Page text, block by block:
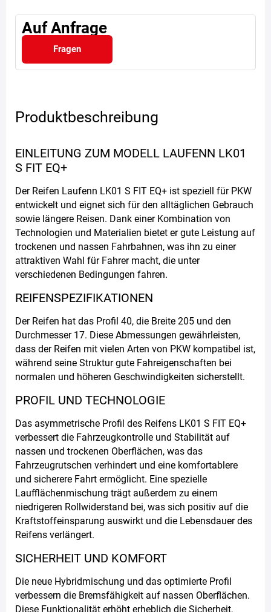
Auf Anfrage
Fragen
Produktbeschreibung
EINLEITUNG ZUM MODELL LAUFENN LK01
S FIT EQ+
Der Reifen Laufenn LK01 S FIT EQ+ ist speziell für PKW
entwickelt und eignet sich für den alltäglichen Gebrauch
sowie längere Reisen. Dank einer Kombination von
Technologien und Materialien bietet er gute Leistung auf
trockenen und nassen Fahrbahnen, was ihn zu einer
attraktiven Wahl für Fahrer macht, die unter
verschiedenen Bedingungen fahren.
REIFENSPEZIFIKATIONEN
Der Reifen hat das Profil 40, die Breite 205 und den
Durchmesser 17. Diese Abmessungen gewährleisten,
dass der Reifen mit vielen Arten von PKW kompatibel ist,
während seine Struktur gute Fahreigenschaften bei
normalen und höheren Geschwindigkeiten sicherstellt.
PROFIL UND TECHNOLOGIE
Das asymmetrische Profil des Reifens LK01 S FIT EQ+
verbessert die Fahrzeugkontrolle und Stabilität auf
nassen und trockenen Oberflächen, was das
Fahrzeugrutschen verhindert und eine komfortablere
und sicherere Fahrt ermöglicht. Eine spezielle
Laufflächenmischung trägt außerdem zu einem
niedrigeren Rollwiderstand bei, was sich positiv auf die
Kraftstoffeinsparung auswirkt und die Lebensdauer des
Reifens verlängert.
SICHERHEIT UND KOMFORT
Die neue Hybridmischung und das optimierte Profil
verbessern die Bremsfähigkeit auf nassen Oberflächen.
Diese Funktionalität erhöht erheblich die Sicherheit,